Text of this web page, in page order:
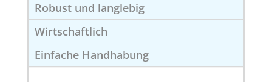
Robust und langlebig
Wirtschaftlich
Einfache Handhabung